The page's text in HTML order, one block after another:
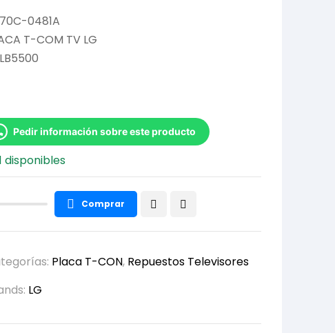
0481A
T-COM TV LG
Pedir información sobre este producto
disponibles
Comprar
Placa T-CON, Repuestos Televisores
LG